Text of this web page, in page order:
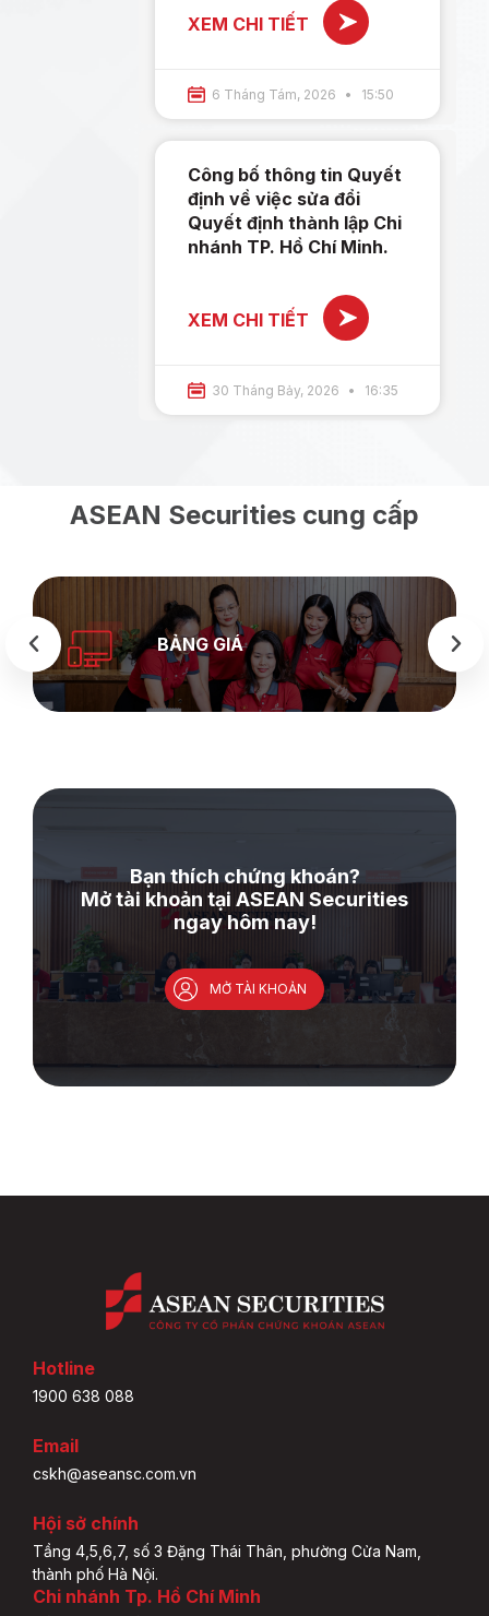
XEM CHI TIẾT
6 Tháng Tám, 2026 15:50
Công bố thông tin Quyết
định về việc sửa đổi
Quyết định thành lập Chi
nhánh TP. Hồ Chí Minh.
XEM CHI TIẾT
30 Tháng Bảy, 2026 16:35
ASEAN Securities cung cấp
BẢNG GIÁ
Bạn thích chứng khoán?
Mở tài khoản tại ASEAN Securities
ngay hôm nay!
MỞ TÀI KHOẢN
Hotline
1900 638 088
Email
cskh@aseansc.com.vn
Hội sở chính
Tầng 4,5,6,7, số 3 Đặng Thái Thân, phường Cửa Nam,
thành phố Hà Nội.
Chi nhánh Tp. Hồ Chí Minh